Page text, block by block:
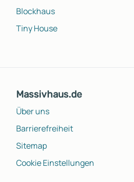
Blockhaus
Tiny House
Massivhaus.de
Über uns
Barrierefreiheit
Sitemap
Cookie Einstellungen